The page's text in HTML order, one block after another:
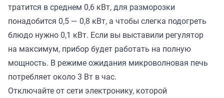
тратится в среднем 0,6 кВт, для разморозки
понадобится 0,5 — 0,8 кВт, а чтобы слегка подогреть
блюдо нужно 0,1 кВт. Если вы выставили регулятор
на максимум, прибор будет работать на полную
мощность. В режиме ожидания микроволновая печь
потребляет около 3 Вт в час.
Отключайте от сети электронику, которой